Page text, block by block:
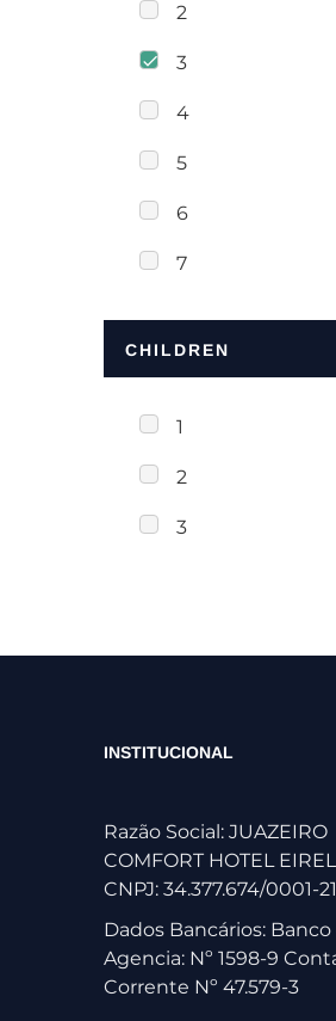
2
3
4
5
6
7
CHILDREN
1
2
3
INSTITUCIONAL
Razão Social: JUAZEIRO
COMFORT HOTEL
CNPJ: 34.377.674/0001-21
Dados Bancários: Banco
Agencia: Nº 1598-9
Corrente Nº 47.579-3